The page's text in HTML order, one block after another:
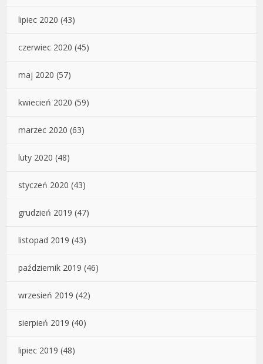
lipiec 2020 (43)
czerwiec 2020 (45)
maj 2020 (57)
kwiecień 2020 (59)
marzec 2020 (63)
luty 2020 (48)
styczeń 2020 (43)
grudzień 2019 (47)
listopad 2019 (43)
październik 2019 (46)
wrzesień 2019 (42)
sierpień 2019 (40)
lipiec 2019 (48)